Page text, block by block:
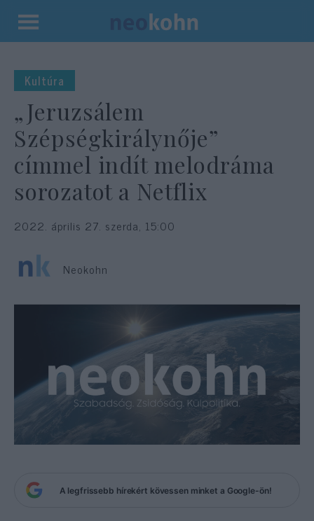
Kilépés
tartalomba
Kultúra
„Jeruzsálem
Szépségkirálynője”
címmel indít melodráma
sorozatot a Netflix
2022. április 27. szerda, 15:00
Neokohn
A legfrissebb hírekért kövessen minket a Google-ön!